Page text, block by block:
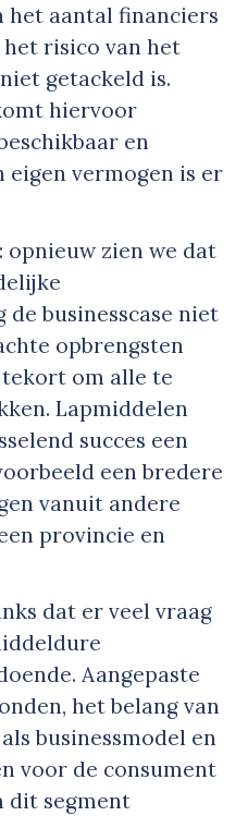
het aantal financiers
risico van het
getackeld is.
hiervoor
en
vermogen is er
opnieuw zien we dat
businesscase niet
opbrengsten
om alle te
Lapmiddelen
succes een
een bredere
vanuit andere
provincie en
dat er veel vraag
Aangepaste
het belang van
businessmodel en
voor de consument
dit segment